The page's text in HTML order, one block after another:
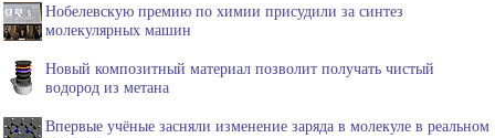
Нобелевскую премию по химии присудили за синтез
молекулярных машин
Новый композитный материал позволит получать чистый
водород из метана
Впервые учёные засняли изменение заряда в молекуле в реальном